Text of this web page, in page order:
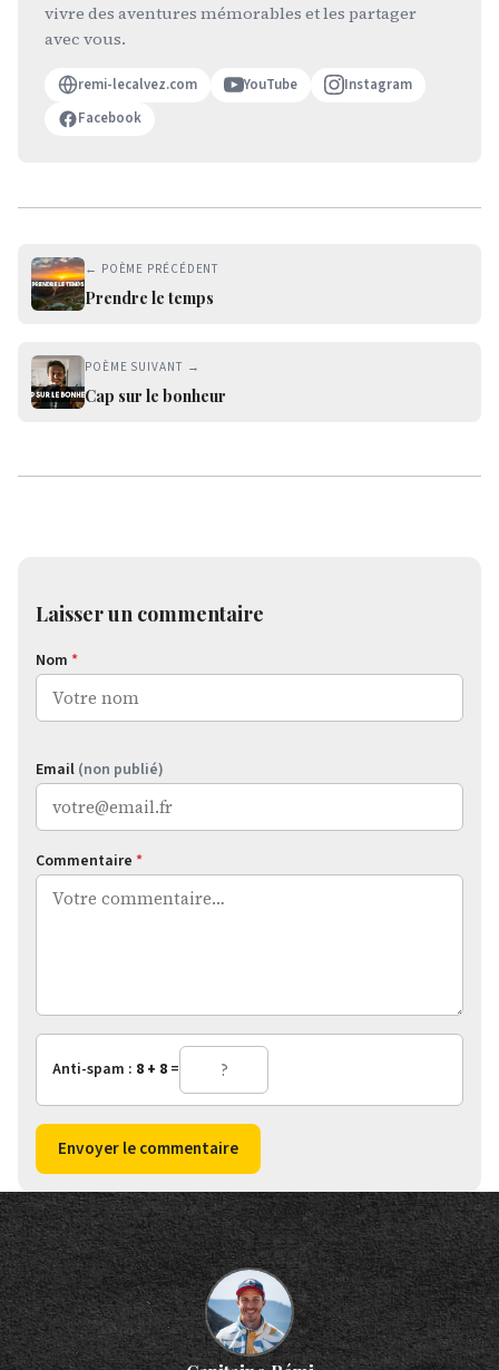
vivre des aventures mémorables et les partager
avec vous.
remi-lecalvez.com YouTube
Instagram
Facebook
← POÈME PRÉCÉDENT
Prendre le temps
POÈME SUIVANT →
Cap sur le bonheur
Laisser un commentaire
Nom *
Email (non publié)
Commentaire *
Anti-spam : 8 + 8 =
Envoyer le commentaire